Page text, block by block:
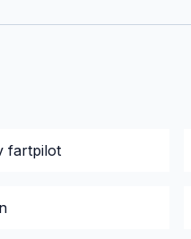
fartpilot